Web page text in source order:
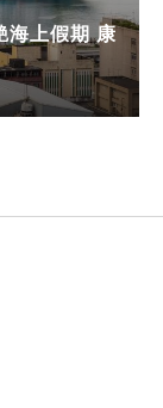
海上假期 康